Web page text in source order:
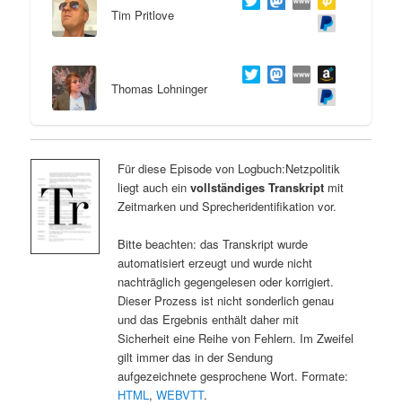
Tim Pritlove
Thomas Lohninger
Für diese Episode von Logbuch:Netzpolitik
liegt auch ein vollständiges Transkriptmit
Zeitmarken und Sprecheridentifikation vor.
Bitte beachten: das Transkript wurde
automatisiert erzeugt und wurde nicht
nachträglich gegengelesen oder korrigiert.
Dieser Prozess ist nicht sonderlich genau
und das Ergebnis enthält daher mit
Sicherheit eine Reihe von Fehlern. Im Zweifel
gilt immer das in der Sendung
aufgezeichnete gesprochene Wort. Formate:
HTML, WEBVTT.